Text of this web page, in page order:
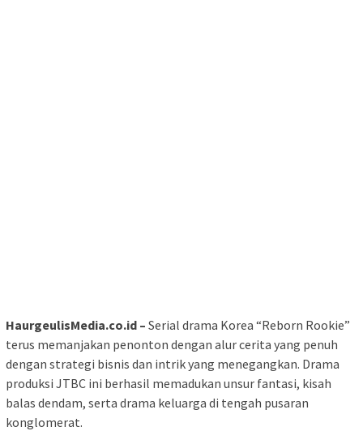
HaurgeulisMedia.co.id – Serial drama Korea “Reborn Rookie”
terus memanjakan penonton dengan alur cerita yang penuh
dengan strategi bisnis dan intrik yang menegangkan. Drama
produksi JTBC ini berhasil memadukan unsur fantasi, kisah
balas dendam, serta drama keluarga di tengah pusaran
konglomerat.